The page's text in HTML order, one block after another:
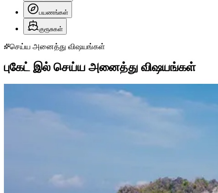
பயணங்கள்
குரூசுகள்
செய்ய அனைத்து விஷயங்கள்
புகேட் இல் செய்ய அனைத்து விஷயங்கள்